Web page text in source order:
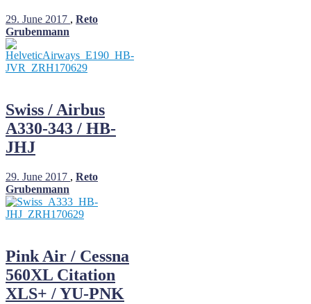
29. June 2017 , Reto
Grubenmann
Swiss / Airbus
A330-343 / HB-
JHJ
29. June 2017 , Reto
Grubenmann
Pink Air / Cessna
560XL Citation
XLS+ / YU-PNK